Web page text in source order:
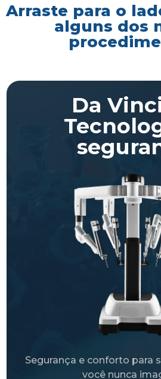
Arraste para o
alguns dos
Da
Segurança e conforto para
você nunca